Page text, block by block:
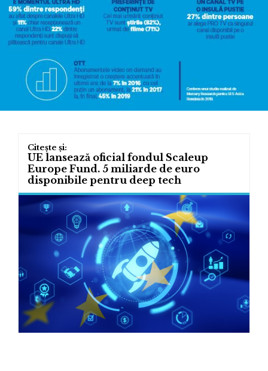
UE lansează oficial fondul Scaleup
Europe Fund. 5 miliarde de euro
disponibile pentru deep tech